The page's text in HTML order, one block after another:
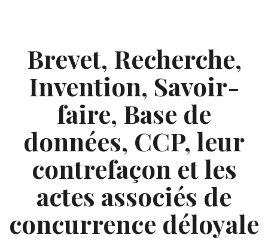
Brevet, Recherche,
Invention, Savoir-
faire, Base de
données, CCP, leur
contrefaçon et les
actes associés de
concurrence déloyale